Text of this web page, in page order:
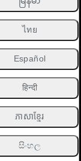
ไทย
Español
हिन्दी
ភាសាខ្មែរ
සිංහල